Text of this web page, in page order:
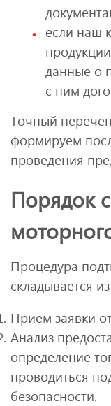
если наш
данные о
с ним
Точный
формируем
проведения
Порядок
Процедура
складывается
Прием заявки
Анализ
определение
проводиться
безопасности.